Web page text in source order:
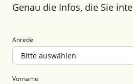
Genau die Infos, die Sie
Anrede
Vorname